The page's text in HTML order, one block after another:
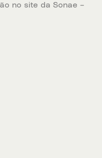
no site da Sonae –